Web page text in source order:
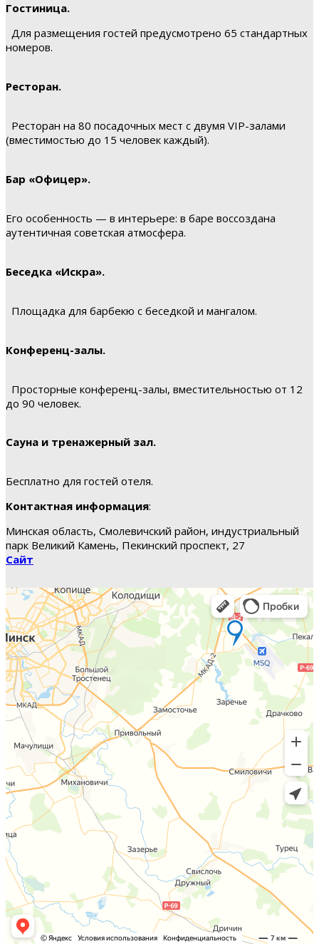
Гостиница.
Для размещения гостей предусмотрено 65 стандартных
номеров.
Ресторан.
Ресторан на 80 посадочных мест с двумя VIP-залами
(вместимостью до 15 человек каждый).
Бар «Офицер».
Его особенность — в интерьере: в баре воссоздана
аутентичная советская атмосфера.
Беседка «Искра».
Площадка для барбекю с беседкой и мангалом.
Конференц-залы.
Просторные конференц-залы, вместительностью от 12
до 90 человек.
Сауна и тренажерный зал.
Бесплатно для гостей отеля.
Контактная информация:
Минская область, Смолевичский район, индустриальный
парк Великий Камень, Пекинский проспект, 27
Сайт